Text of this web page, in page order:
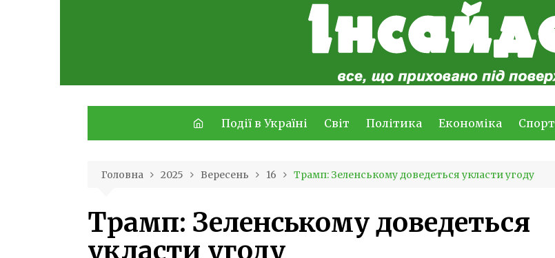
Події в Україні Світ Політика Економіка Спорт
Головна 2025 Вересень 16 Трамп: Зеленському доведеться укласти угоду
Трамп: Зеленському доведеться
укласти угоду